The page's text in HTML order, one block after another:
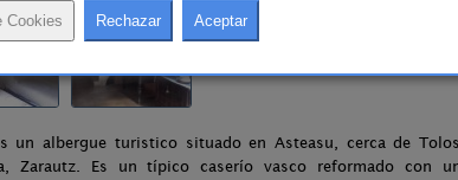
un albergue turistico situado en Asteasu, cerca de
Zarautz. Es un típico caserío vasco reformado con